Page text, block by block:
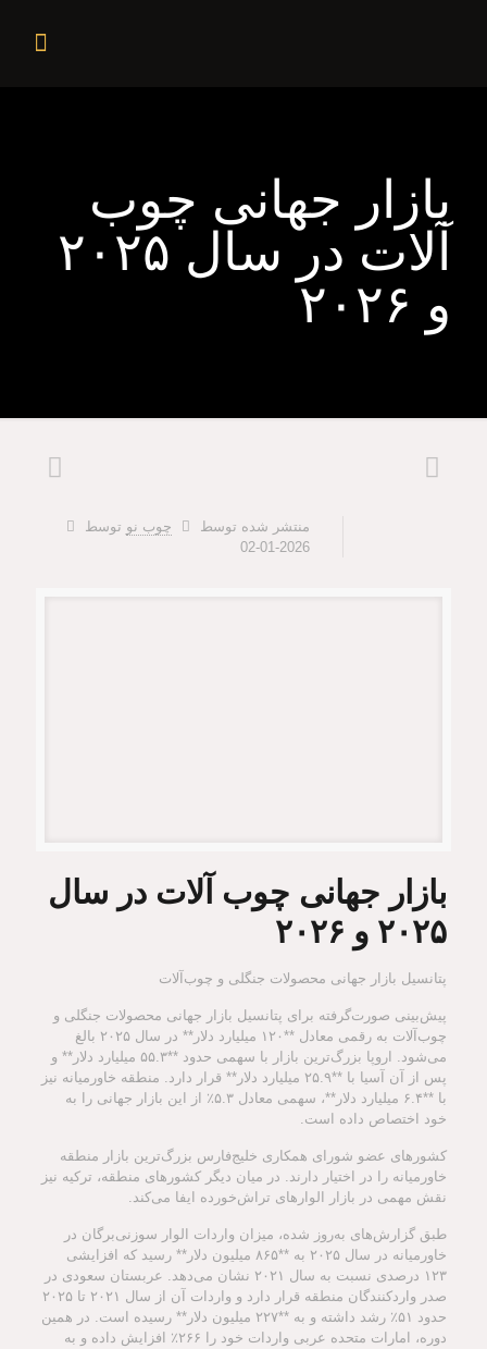
بازار جهانی چوب
آلات در سال ۲۰۲۵
و ۲۰۲۶
منتشر شده توسط چوب نو توسط
2026-01-02
بازار جهانی چوب آلات در سال
۲۰۲۵ و ۲۰۲۶
پتانسیل بازار جهانی محصولات جنگلی و چوب‌آلات
پیش‌بینی صورت‌گرفته برای پتانسیل بازار جهانی محصولات جنگلی و
چوب‌آلات به رقمی معادل **۱۲۰ میلیارد دلار** در سال ۲۰۲۵ بالغ
می‌شود. اروپا بزرگ‌ترین بازار با سهمی حدود **۵۵.۳ میلیارد دلار** و
پس از آن آسیا با **۲۵.۹ میلیارد دلار** قرار دارد. منطقه خاورمیانه نیز
با **۶.۴ میلیارد دلار**، سهمی معادل ۵.۳٪ از این بازار جهانی را به
خود اختصاص داده است.
کشورهای عضو شورای همکاری خلیج‌فارس بزرگ‌ترین بازار منطقه
خاورمیانه را در اختیار دارند. در میان دیگر کشورهای منطقه، ترکیه نیز
نقش مهمی در بازار الوارهای تراش‌خورده ایفا می‌کند.
طبق گزارش‌های به‌روز شده، میزان واردات الوار سوزنی‌برگان در
خاورمیانه در سال ۲۰۲۵ به **۸۶۵ میلیون دلار** رسید که افزایشی
۱۲۳ درصدی نسبت به سال ۲۰۲۱ نشان می‌دهد. عربستان سعودی در
صدر واردکنندگان منطقه قرار دارد و واردات آن از سال ۲۰۲۱ تا ۲۰۲۵
حدود ۵۱٪ رشد داشته و به **۲۲۷ میلیون دلار** رسیده است. در همین
دوره، امارات متحده عربی واردات خود را ۲۶۶٪ افزایش داده و به